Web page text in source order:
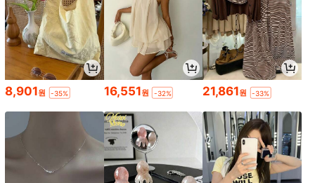
8,901원 -35% 16,551원 -32% 21,861원 -33%